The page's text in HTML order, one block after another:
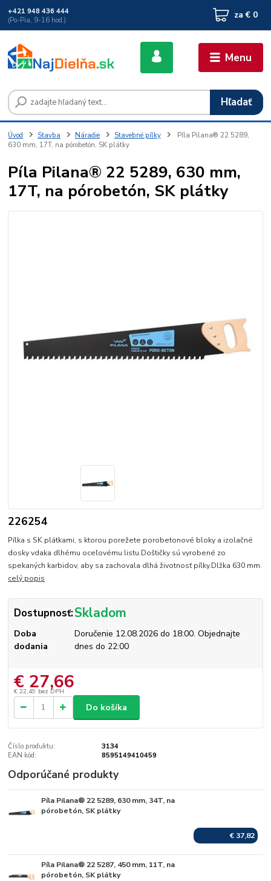
Menu
Hľadať
+421 948 436 444
(Po-Pia, 9-16 hod.)
za € 0
Úvod Stavba Náradie Stavebné pílky
Píla Pilana® 22 5289,
630 mm, 17T, na pórobetón, SK plátky
Píla Pilana® 22 5289, 630 mm,
17T, na pórobetón, SK plátky
226254
Pílka s SK plátkami, s ktorou porežete porobetonové bloky a izolačné
dosky vdaka dlhému oceľovému listu.Doštičky sú vyrobené zo
spekaných karbidov, aby sa zachovala dlhá životnosť pílky.Dlžka 630 mm.
celý popis
Dostupnosť:Skladom
Doba
dodania
Doručenie 12.08.2026 do 18:00. Objednajte
dnes do 22:00
€ 27,66
€ 22,49 bez DPH
Do košíka
Číslo produktu:
3134
EAN kód:
8595149410459
Odporúčané produkty
Píla Pilana® 22 5289, 630 mm, 34T, na
pórobetón, SK plátky
€ 37,82
Píla Pilana® 22 5287, 450 mm, 11T, na
pórobetón, SK plátky